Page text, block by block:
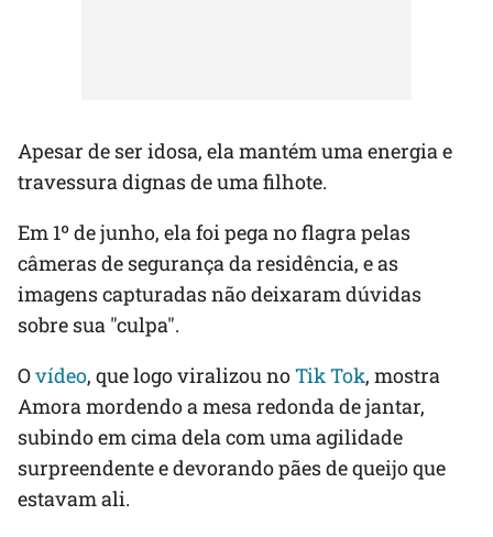
Apesar de ser idosa, ela mantém uma energia e
travessura dignas de uma filhote.
Em 1º de junho, ela foi pega no flagra pelas
câmeras de segurança da residência, e as
imagens capturadas não deixaram dúvidas
sobre sua "culpa".
Ovídeo, que logo viralizou noTik Tok, mostra
Amora mordendo a mesa redonda de jantar,
subindo em cima dela com uma agilidade
surpreendente e devorando pães de queijo que
estavam ali.